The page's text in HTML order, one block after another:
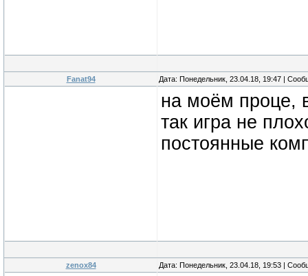
Fanat94 Дата: Понедельник, 23.04.18, 19:47 |
на моём проце,
так игра не
постоянные
zenox84 Дата: Понедельник, 23.04.18, 19:53 |